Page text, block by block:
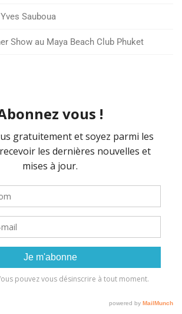
Sauboua
Show au Maya Beach Club Phuket